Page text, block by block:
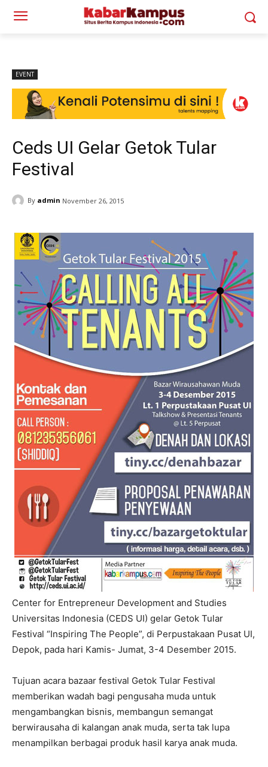
EVENT
Ceds UI Gelar Getok Tular
Festival
By admin November 26, 2015
Center for Entrepreneur Development and Studies
Universitas Indonesia (CEDS UI) gelar Getok Tular
Festival “Inspiring The People”, di Perpustakaan Pusat UI,
Depok, pada hari Kamis- Jumat, 3-4 Desember 2015.
Tujuan acara bazaar festival Getok Tular Festival
memberikan wadah bagi pengusaha muda untuk
mengambangkan bisnis, membangun semangat
berwirausaha di kalangan anak muda, serta tak lupa
menampilkan berbagai produk hasil karya anak muda.